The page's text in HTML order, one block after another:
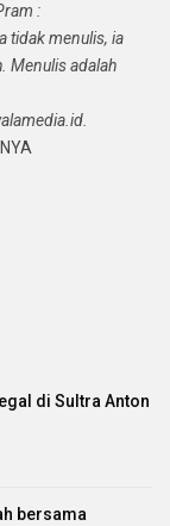
:
tidak menulis, ia
Menulis adalah
di Sultra Anton
bersama